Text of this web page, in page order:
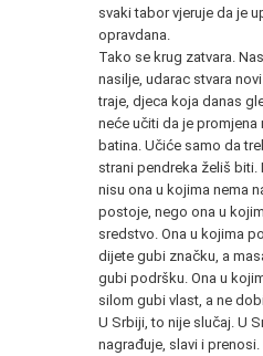
svaki tabor vjeruje da je
opravdana.
Tako se krug zatvara.
nasilje, udarac stvara
traje, djeca koja danas
neće učiti da je promjena
batina. Učiće samo da
strani pendreka želiš biti.
nisu ona u kojima nema
postoje, nego ona u
sredstvo. Ona u kojima
dijete gubi značku, a
gubi podršku. Ona u
silom gubi vlast, a ne
U Srbiji, to nije slučaj. U
nagrađuje, slavi i